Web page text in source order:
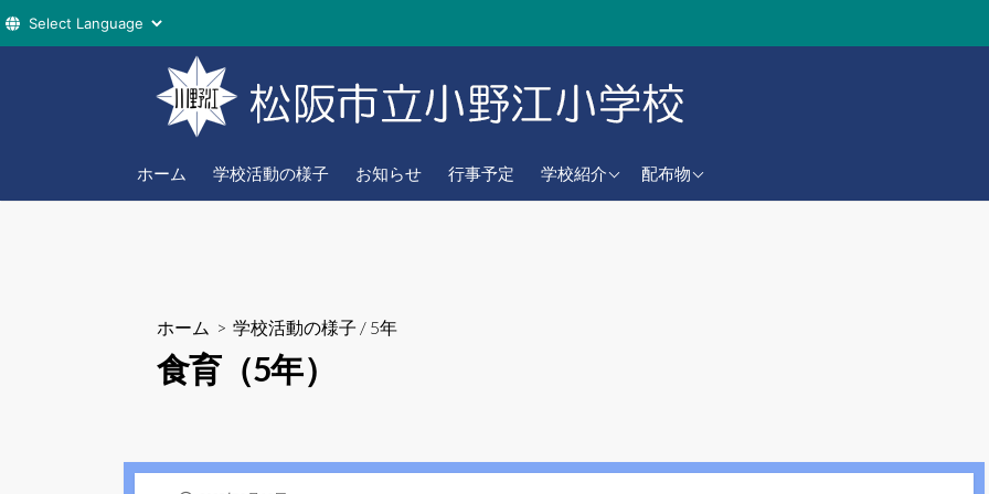
へ
ホーム 学校活動の様子 お知らせ 行事予定 学校紹介
学校教育目標配布物
学校だより
ホーム > 学校活動の様子 / 5年
食育（5年）